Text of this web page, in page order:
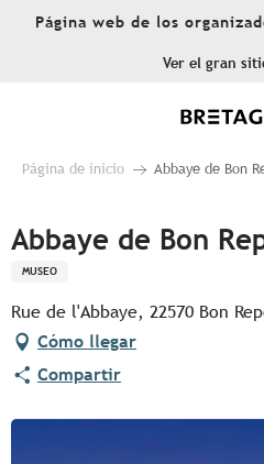
AllerPágina web de los
Ver el gran
Página de inicio Abbaye de Bon
Abbaye de Bon
MUSEO
Rue de l'Abbaye, 22570 Bon
Cómo llegar
Compartir